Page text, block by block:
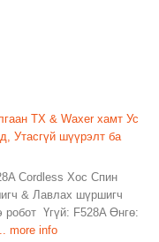
ТХ & Waxer хамт Ус
Утасгүй шүүрэлт ба
Cordless Хос Спин
& Лавлах шүршигч
Үгүй: F528A Өнгө:
more info